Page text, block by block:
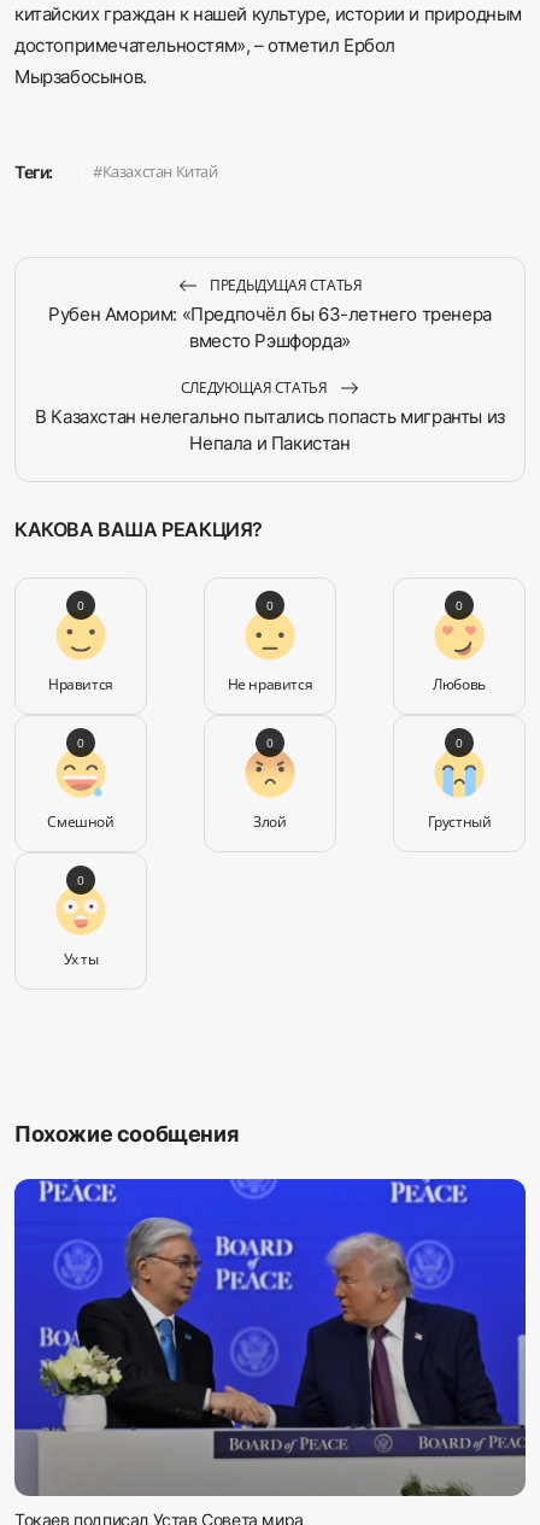
китайских граждан к нашей культуре, истории и природным
достопримечательностям», – отметил Ербол
Мырзабосынов.
Теги: Казахстан Китай
ПРЕДЫДУЩАЯ СТАТЬЯ
Рубен Аморим: «Предпочёл бы 63-летнего тренера
вместо Рэшфорда»
СЛЕДУЮЩАЯ СТАТЬЯ
В Казахстан нелегально пытались попасть мигранты из
Непала и Пакистан
КАКОВА ВАША РЕАКЦИЯ?
Нравится
0
Не нравится
0
Любовь
0
Смешной
0
Злой
0
Грустный
0
Ух ты
0
Похожие сообщения
Токаев подписал Устав Совета мира